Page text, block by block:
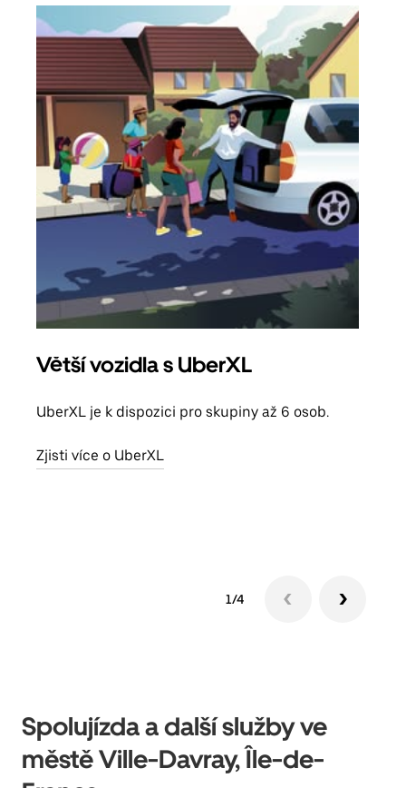
Větší vozidla s UberXL
UberXL je k dispozici pro skupiny až 6 osob.
Zjisti více o UberXL
1/4
Spolujízda a další služby ve
městě Ville-Davray, Île-de-